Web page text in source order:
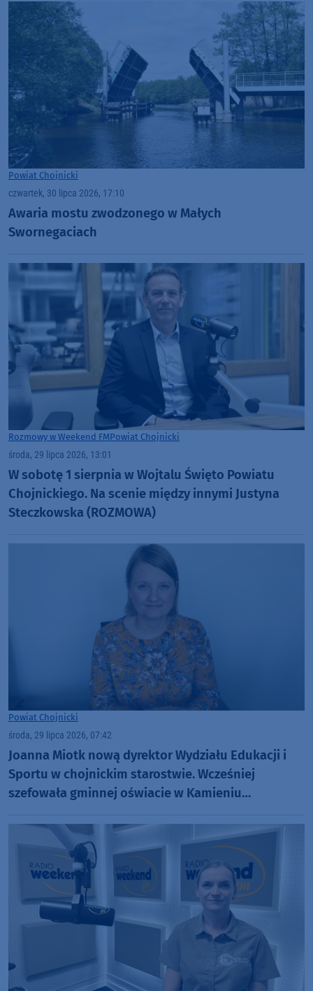
(WIDEO)
Powiat Chojnicki
czwartek, 30 lipca 2026, 17:10
Awaria mostu zwodzonego w Małych
Swornegaciach
Rozmowy w Weekend FMPowiat Chojnicki
środa, 29 lipca 2026, 13:01
W sobotę 1 sierpnia w Wojtalu Święto Powiatu
Chojnickiego. Na scenie między innymi Justyna
Steczkowska (ROZMOWA)
Powiat Chojnicki
środa, 29 lipca 2026, 07:42
Joanna Miotk nową dyrektor Wydziału Edukacji i
Sportu w chojnickim starostwie. Wcześniej
szefowała gminnej oświacie w Kamieniu